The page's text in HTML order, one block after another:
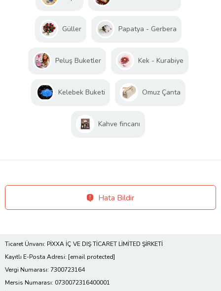
Güller Papatya - Gerbera
Peluş Buketler Kek - Kurabiye
Kelebek Buketi Omuz Çanta
Kahve fincanı
Hata Bildir
Ticaret Ünvanı: PİXXA İÇ VE DIŞ TİCARET LİMİTED ŞİRKETİ
Kayıtlı E-Posta Adresi: [email protected]
Vergi Numarası: 7300723164
Mersis Numarası: 0730072316400001